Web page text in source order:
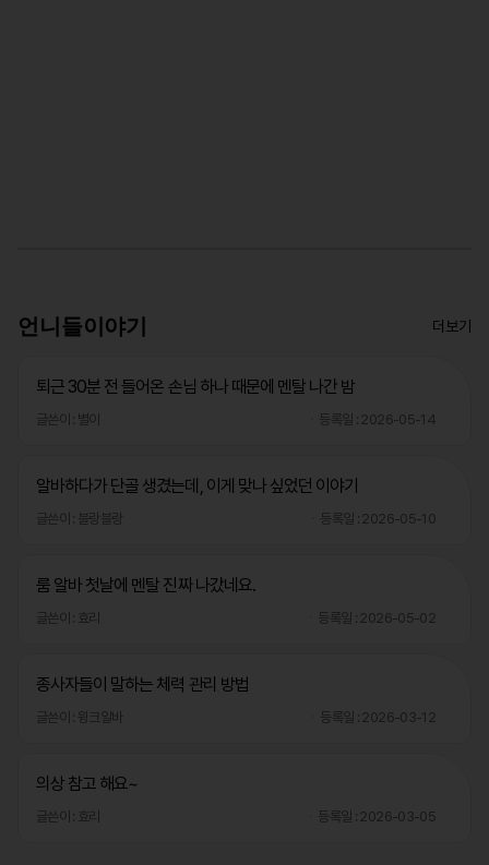
언니들이야기 더보기
퇴근 30분 전 들어온 손님 하나 때문에 멘탈 나간 밤
글쓴이 : 별이 등록일 : 2026-05-14
알바하다가 단골 생겼는데, 이게 맞나 싶었던 이야기
글쓴이 : 블랑블랑 등록일 : 2026-05-10
룸 알바 첫날에 멘탈 진짜 나갔네요.
글쓴이 : 효리 등록일 : 2026-05-02
종사자들이 말하는 체력 관리 방법
글쓴이 : 윙크알바 등록일 : 2026-03-12
의상 참고 해요~
글쓴이 : 효리 등록일 : 2026-03-05